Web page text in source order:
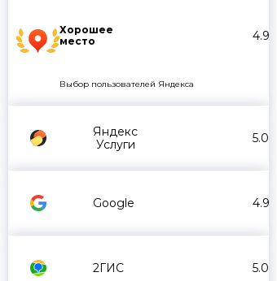
Хорошее
место
4.9
Выбор пользователей Яндекса
Яндекс
Услуги
5.0
Google 4.9
2ГИС 5.0